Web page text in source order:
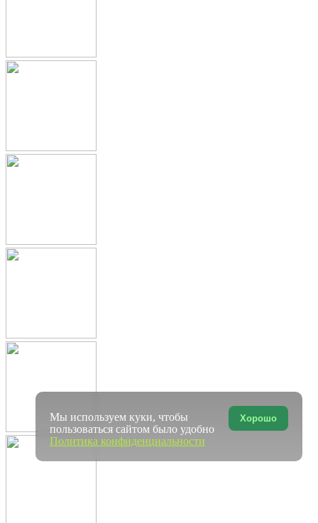
Хорошо
Мы используем куки, чтобы
пользоваться сайтом было удобно
Политика конфиденциальности